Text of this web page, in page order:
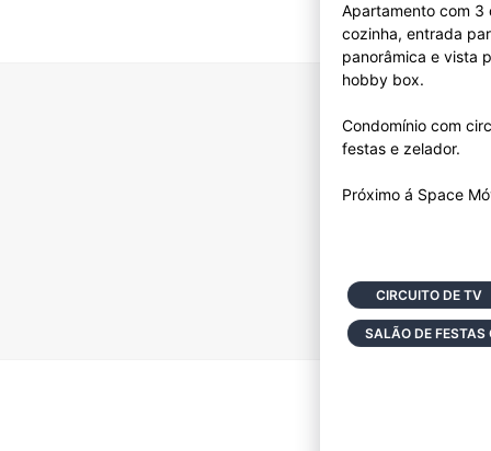
Apartamento com 3
cozinha, entrada
panorâmica e vista
hobby box.
Condomínio com
festas e zelador.
CIRCUITO DE TV
SALÃO DE FESTAS